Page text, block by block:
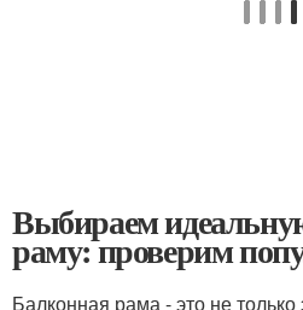
Выбираем
раму: проверим
Балконная рама - это не